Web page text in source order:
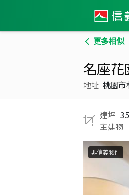
更多相似
名座花
地址 桃園市
建坪
主建物
非信義物件